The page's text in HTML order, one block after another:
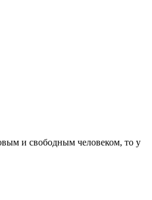
и свободным человеком, то у